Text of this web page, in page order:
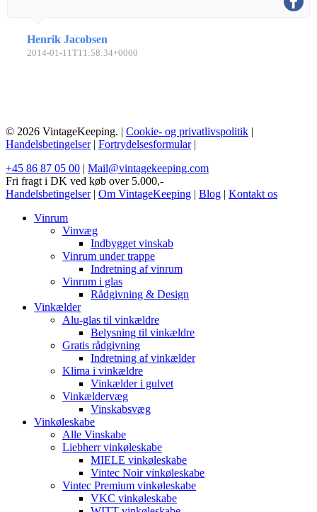
Henrik Jacobsen
2014-01-11T11:58:34+0000
© 2026 VintageKeeping. | Cookie- og privatlivspolitik |
Handelsbetingelser| Fortrydelsesformular|
+45 86 87 05 00 | Mail@vintagekeeping.com
Fri fragt i DK ved køb over 5.000,-
Handelsbetingelser| Om VintageKeeping | Blog | Kontakt os
Vinrum
Vinvæg
Indbygget vinskab
Vinrum under trappe
Indretning af vinrum
Vinrum i glas
Rådgivning & Design
Vinkælder
Alu-glas til vinkældre
Belysning til vinkældre
Gratis rådgivning
Indretning af vinkælder
Klima i vinkældre
Vinkælder i gulvet
Vinkældervæg
Vinskabsvæg
Vinkøleskabe
Alle Vinskabe
Liebherr vinkøleskabe
MIELE vinkøleskabe
Vintec Noir vinkøleskabe
Vintec Premium vinkøleskabe
VKC vinkøleskabe